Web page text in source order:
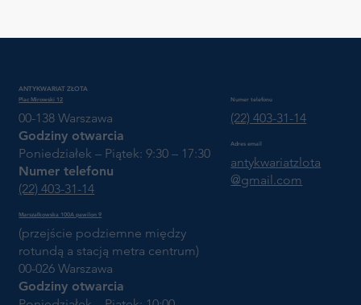
ANTYKWARIAT ZŁOTA
Plac Mirowski 12
00-138 Warszawa
Godziny otwarcia
Poniedziałek – Piątek: 9:30 – 17:30
Numer telefonu
(22) 403-31-14
Marszałkowska 100A pawilon 9
(przejście podziemne między
rotundą a stacją metra centrum)
00-026 Warszawa
Godziny otwarcia
Numer telefonu
(22) 403-31-14
Adres email
antykwariatzlota
@gmail.com